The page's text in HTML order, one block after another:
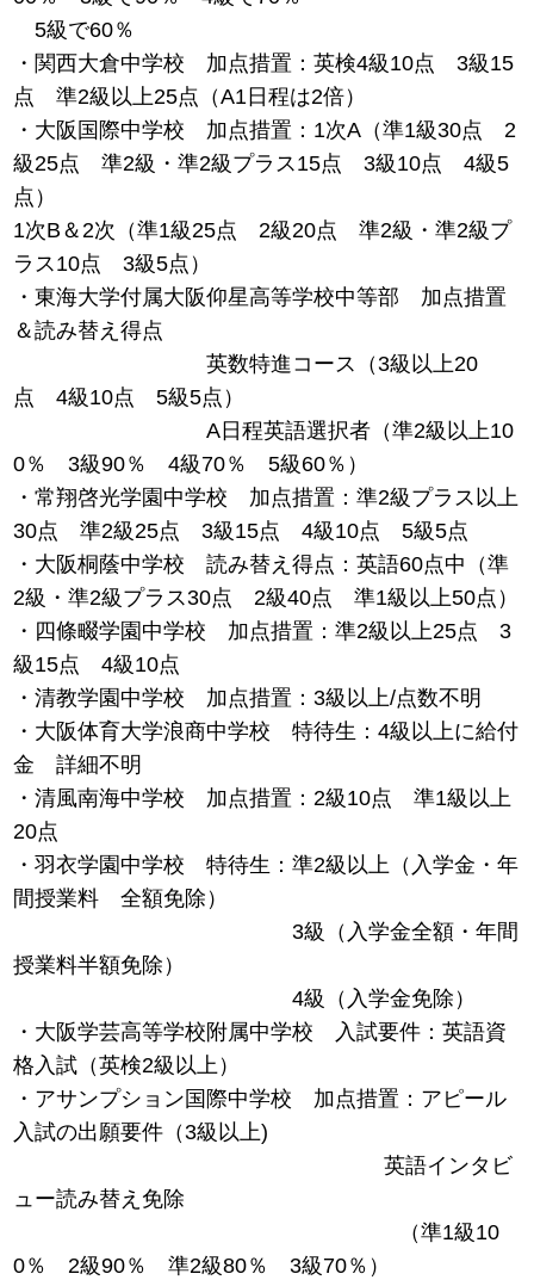
5級で60％
・関西大倉中学校 加点措置：英検4級10点 3級15
点 準2級以上25点（A1日程は2倍）
・大阪国際中学校 加点措置：1次A（準1級30点 2
級25点 準2級・準2級プラス15点 3級10点 4級5
点）
1次B＆2次（準1級25点 2級20点 準2級・準2級プ
ラス10点 3級5点）
・東海大学付属大阪仰星高等学校中等部 加点措置
＆読み替え得点
英数特進コース（3級以上20
点 4級10点 5級5点）
A日程英語選択者（準2級以上10
0％ 3級90％ 4級70％ 5級60％）
・常翔啓光学園中学校 加点措置：準2級プラス以上
30点 準2級25点 3級15点 4級10点 5級5点
・大阪桐蔭中学校 読み替え得点：英語60点中（準
2級・準2級プラス30点 2級40点 準1級以上50点）
・四條畷学園中学校 加点措置：準2級以上25点 3
級15点 4級10点
・清教学園中学校 加点措置：3級以上/点数不明
・大阪体育大学浪商中学校 特待生：4級以上に給付
金 詳細不明
・清風南海中学校 加点措置：2級10点 準1級以上
20点
・羽衣学園中学校 特待生：準2級以上（入学金・年
間授業料 全額免除）
3級（入学金全額・年間
授業料半額免除）
4級（入学金免除）
・大阪学芸高等学校附属中学校 入試要件：英語資
格入試（英検2級以上）
・アサンプション国際中学校 加点措置：アピール
入試の出願要件（3級以上)
英語インタビ
ュー読み替え免除
（準1級10
0％ 2級90％ 準2級80％ 3級70％）